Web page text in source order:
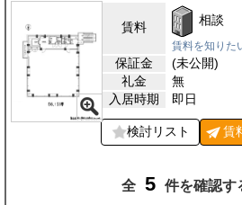
賃料 相談
賃料を知りた
保証金
(未公開)
礼金
無
入居時期
即日
検討リスト 賃
全 5 件を確認す